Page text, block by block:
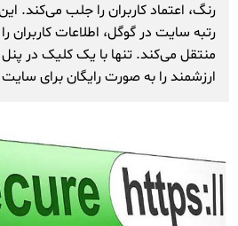
رنگ، اعتماد کاربران را جلب می‌کند.
رتبه سایت در گوگل، اطلاعات کاربران
منتقل می‌کند. تنها با یک کلیک در
ارزشمند را به صورت رایگان برای